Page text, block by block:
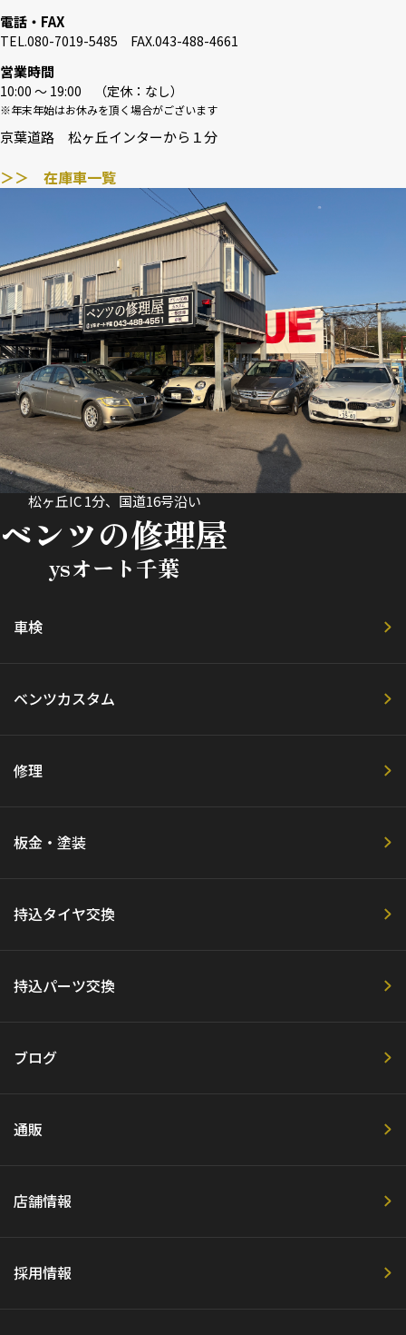
電話・FAX
TEL.080-7019-5485 FAX.043-488-4661
営業時間
10:00 〜 19:00 （定休：なし）
※年末年始はお休みを頂く場合がございます
京葉道路 松ヶ丘インターから１分
＞＞ 在庫車一覧
松ヶ丘IC 1分、国道16号沿い
ベンツの修理屋
ysオート千葉
車検
ベンツカスタム
修理
板金・塗装
持込タイヤ交換
持込パーツ交換
ブログ
通販
店舗情報
採用情報